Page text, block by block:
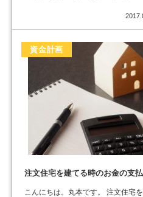
資金計画
注文住宅を建てる時のお金の支
こんにちは。丸本です。 注文住宅